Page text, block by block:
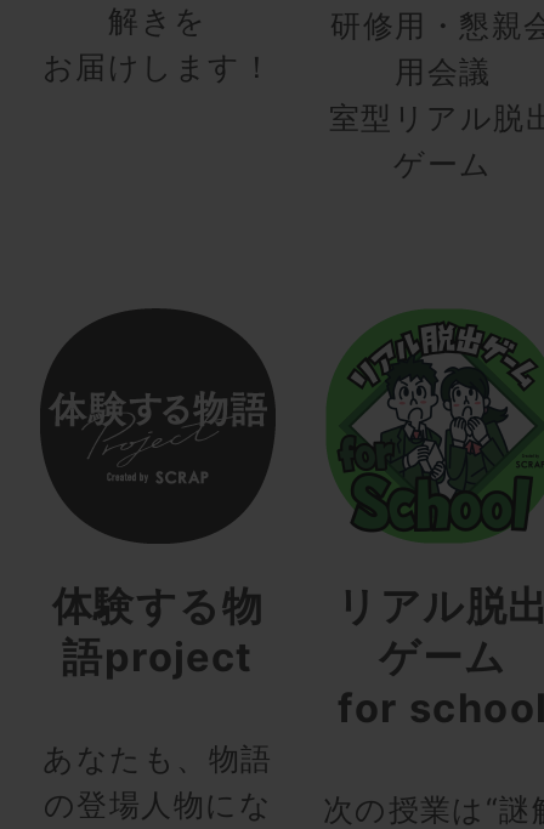
解きを
お届けします！
研修用・懇親
用会議
室型リアル脱
ゲーム
体験する物
語project
あなたも、物語
の登場人物にな
リアル脱
ゲーム
for
次の授業は“謎